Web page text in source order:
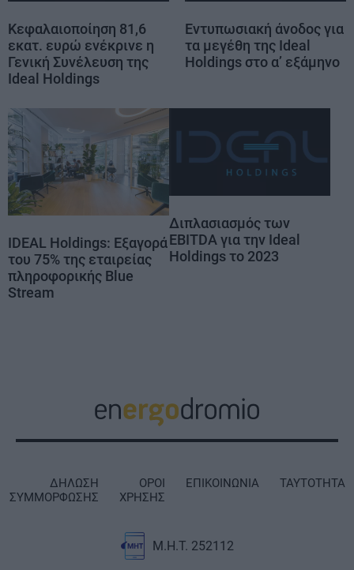
Kεφαλαιοποίηση 81,6
εκατ. ευρώ ενέκρινε η
Γενική Συνέλευση της
Ιdeal Holdings
Εντυπωσιακή άνοδος για
τα μεγέθη της Ideal
Holdings στο α’ εξάμηνο
IDEAL Holdings: Εξαγορά
του 75% της εταιρείας
πληροφορικής Blue
Stream
Διπλασιασμός των
EBITDA για την Ideal
Holdings το 2023
Μ.Η.Τ. 252112
ΔΗΛΩΣΗ
ΣΥΜΜΟΡΦΩΣΗΣ
ΟΡΟΙ
ΧΡΗΣΗΣ
ΕΠΙΚΟΙΝΩΝΙΑ ΤΑΥΤΟΤΗΤΑ